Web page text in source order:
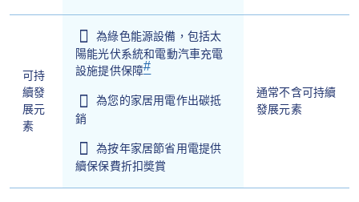
可持
續發
展元
素
為綠色能源設備，包括太
陽能光伏系統和電動汽車充電
設施提供保障#
為您的家居用電作出碳抵
銷
為按年家居節省用電提供
續保保費折扣奬賞
通常不含可持續
發展元素